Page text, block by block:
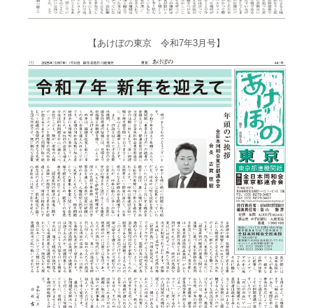
【あけぼの東京 令和7年3月号】